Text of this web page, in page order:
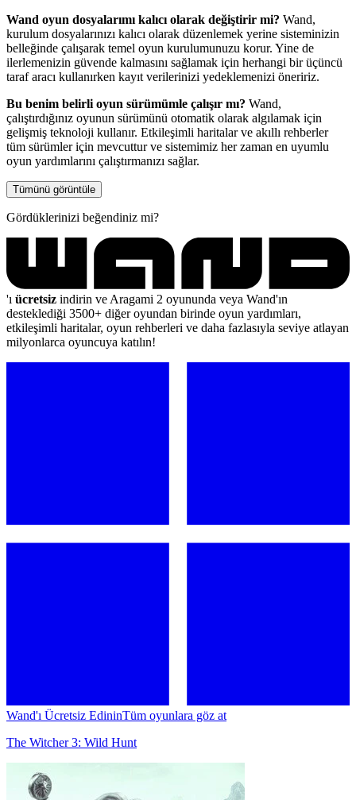
Wand oyun dosyalarımı kalıcı olarak değiştirir mi? Wand,
kurulum dosyalarınızı kalıcı olarak düzenlemek yerine sisteminizin
belleğinde çalışarak temel oyun kurulumunuzu korur. Yine de
ilerlemenizin güvende kalmasını sağlamak için herhangi bir üçüncü
taraf aracı kullanırken kayıt verilerinizi yedeklemenizi öneririz.
Bu benim belirli oyun sürümümle çalışır mı? Wand,
çalıştırdığınız oyunun sürümünü otomatik olarak algılamak için
gelişmiş teknoloji kullanır. Etkileşimli haritalar ve akıllı rehberler
tüm sürümler için mevcuttur ve sistemimiz her zaman en uyumlu
oyun yardımlarını çalıştırmanızı sağlar.
Tümünü görüntüle
Gördüklerinizi beğendiniz mi?
'ı ücretsiz indirin ve Aragami 2 oyununda veya Wand'ın
desteklediği 3500+ diğer oyundan birinde oyun yardımları,
etkileşimli haritalar, oyun rehberleri ve daha fazlasıyla seviye atlayan
milyonlarca oyuncuya katılın!
Wand'ı Ücretsiz EdininTüm oyunlara göz at
The Witcher 3: Wild Hunt